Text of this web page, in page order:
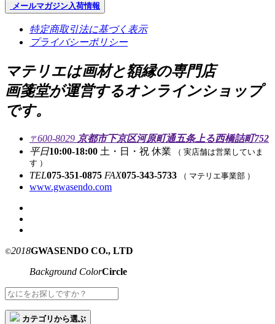
メールマガジン入荷情報
特定商取引法に基づく表示
プライバシーポリシー
マテリエは画材と額縁の専門店
画箋堂が運営するオンラインショップ
です。
〒600-8029 京都市下京区河原町通五条上る西橋詰町752
平日10:00-18:00 土・日・祝 休業 （ 実店舗は営業していま
す ）
TEL075-351-0875 FAX075-343-5733 （ マテリエ事業部 ）
www.gwasendo.com
©2018GWASENDO CO., LTD
Background ColorCircle
カテゴリから選ぶ